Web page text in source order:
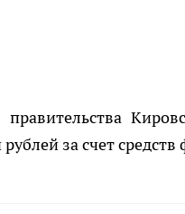
за счет средств